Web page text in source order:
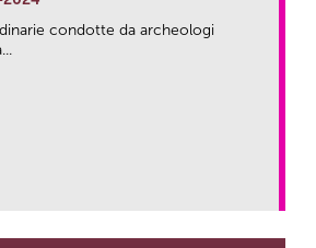
condotte da archeologi